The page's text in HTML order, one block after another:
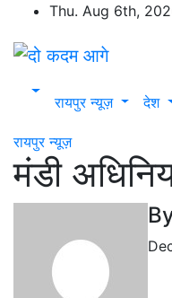
content
Thu. Aug 6th,
रायपुर न्यूज़ देश
रायपुर न्यूज़
मंडी